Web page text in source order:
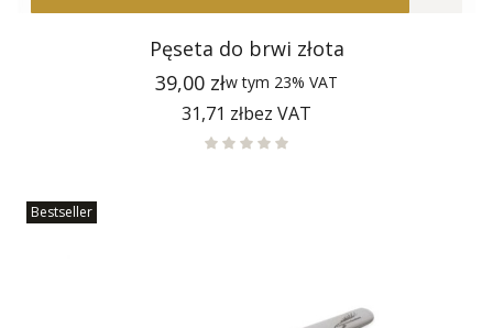
Pęseta do brwi złota
Cena
39,00 złw tym 23% VAT
Cena
31,71 złbez VAT
Bestseller